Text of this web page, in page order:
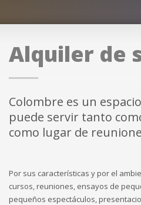
Alquiler de
Colombre es un
puede servir tanto
como lugar de
Por sus características y por el
cursos, reuniones, ensayos de
pequeños espectáculos,